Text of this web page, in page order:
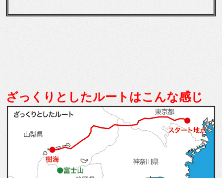
ざっくりとしたルートはこんな感じ